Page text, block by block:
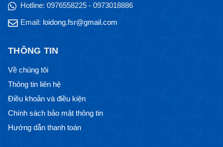
Hotline: 0976558225 - 0973018886
Email: loidong.fsr@gmail.com
THÔNG TIN
Về chúng tôi
Thông tin liên hệ
Điều khoản và điều kiện
Chính sách bảo mật thông tin
Hướng dẫn thanh toán